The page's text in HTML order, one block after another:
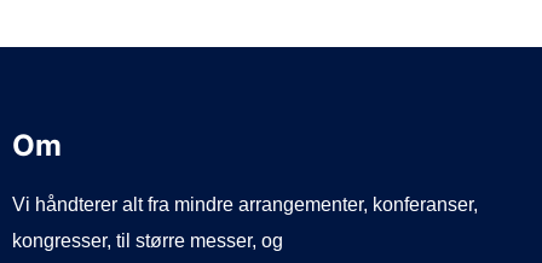
Om
Vi håndterer alt fra mindre arrangementer, konferanser,
kongresser, til større messer, og